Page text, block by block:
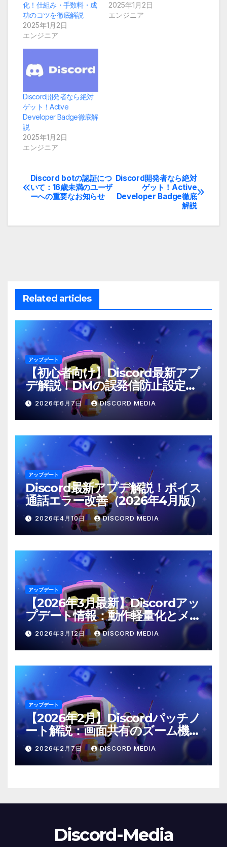
化！仕組み・手数料・成
功のコツを徹底解説
2025年1月2日
エンジニア
2025年1月2日
エンジニア
Discord開発者なら絶対
ゲット！Active
Developer Badge徹底解
説
2025年1月2日
エンジニア
投
ナ
ー
シ
ョ
ン
Discord開発者なら絶対
ゲット！Active
Developer Badge徹底
解説
Discord botの認証につ
いて：16歳未満のユーザ
ーへの重要なお知らせ
Related articles
アップデート
【初心者向け】Discord最新アプ
デ解説！DMの誤発信防止設定と
は？2026年6月7日 DISCORD MEDIA
アップデート
Discord最新アプデ解説！ボイス
通話エラー改善（2026年4月版）
2026年4月10日 DISCORD MEDIA
アップデート
【2026年3月最新】Discordアッ
プデート情報：動作軽量化とメン
ション仕様の修正
2026年3月12日 DISCORD MEDIA
アップデート
【2026年2月】Discordパッチノ
ート解説：画面共有のズーム機能
や「@time」コマンドが登場！
2026年2月7日 DISCORD MEDIA
Discord-Media